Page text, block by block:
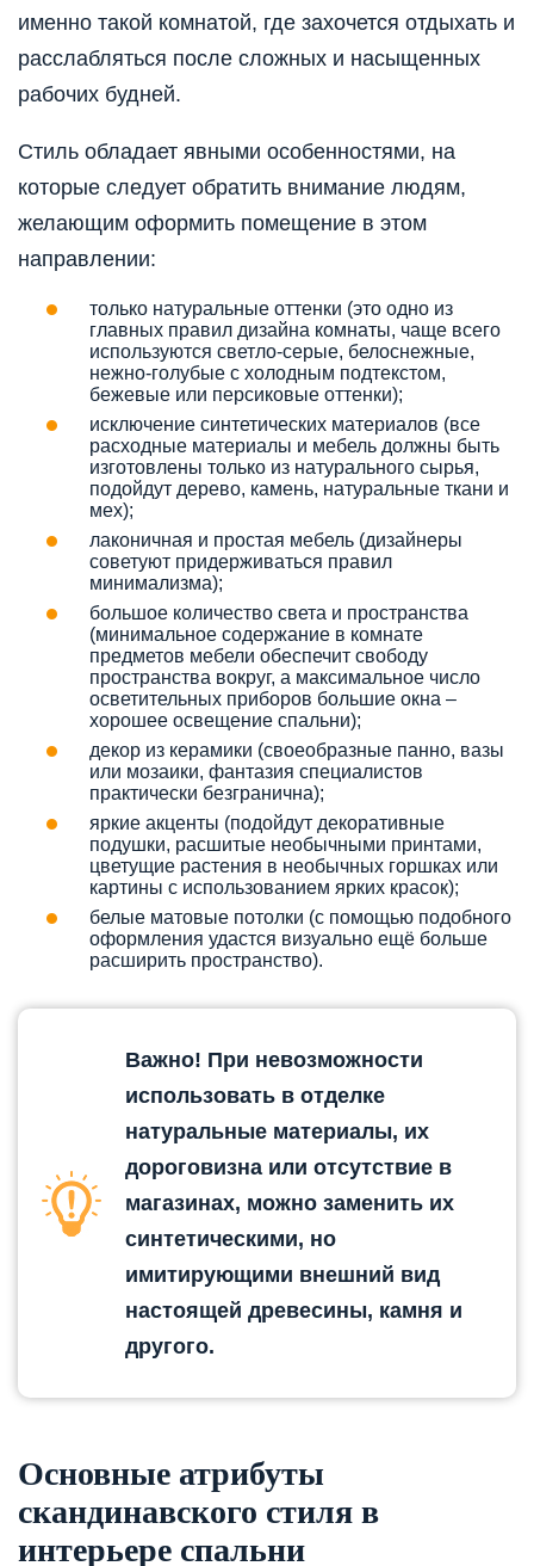
именно такой комнатой, где захочется отдыхать и
расслабляться после сложных и насыщенных
рабочих будней.
Стиль обладает явными особенностями, на
которые следует обратить внимание людям,
желающим оформить помещение в этом
направлении:
только натуральные оттенки (это одно из
главных правил дизайна комнаты, чаще всего
используются светло-серые, белоснежные,
нежно-голубые с холодным подтекстом,
бежевые или персиковые оттенки);
исключение синтетических материалов (все
расходные материалы и мебель должны быть
изготовлены только из натурального сырья,
подойдут дерево, камень, натуральные ткани и
мех);
лаконичная и простая мебель (дизайнеры
советуют придерживаться правил
минимализма);
большое количество света и пространства
(минимальное содержание в комнате
предметов мебели обеспечит свободу
пространства вокруг, а максимальное число
осветительных приборов большие окна –
хорошее освещение спальни);
декор из керамики (своеобразные панно, вазы
или мозаики, фантазия специалистов
практически безгранична);
яркие акценты (подойдут декоративные
подушки, расшитые необычными принтами,
цветущие растения в необычных горшках или
картины с использованием ярких красок);
белые матовые потолки (с помощью подобного
оформления удастся визуально ещё больше
расширить пространство).
Важно! При невозможности
использовать в отделке
натуральные материалы, их
дороговизна или отсутствие в
магазинах, можно заменить их
синтетическими, но
имитирующими внешний вид
настоящей древесины, камня и
другого.
Основные атрибуты
скандинавского стиля в
интерьере спальни